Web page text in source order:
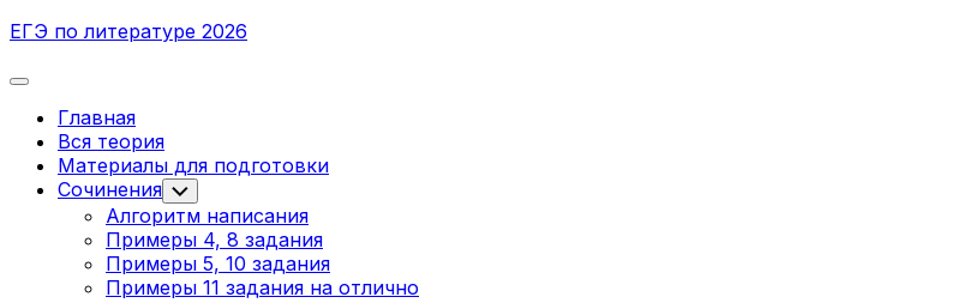
Перейти
содержанию
ЕГЭ по литературе 2026
Развернуть
Главная
Вся теория
Родительская
текущая
страница
Материалы для подготовки
Сочинения Переключатель
дочернего
меню
Алгоритм написания
Примеры 4, 8 задания
Примеры 5, 10 задания
Примеры 11 задания на отлично